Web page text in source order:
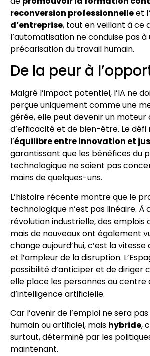
reconversion professionnelleet
d’entreprise, tout en veillant à ce
l’automatisation ne conduise pas à
précarisation du travail humain.
De la peur à
Malgré l’impact potentiel, l’IA ne
perçue uniquement comme une
gérée, elle peut devenir un
d’efficacité et de bien-être. Le défi
l’équilibre entre innovation et
garantissant que les bénéfices du
technologique ne soient pas
mains de quelques-uns.
L’histoire récente montre que le
technologique n’est pas linéaire. À
révolution industrielle, des emplois
mais de nouveaux ont également
change aujourd’hui, c’est la
et l’ampleur de la disruption.
possibilité d’anticiper et de diriger
elle place les personnes au centre
d’intelligence artificielle.
Car l’avenir de l’emploi ne sera
humain ou artificiel, mais hybride,
surtout, déterminé par les
maintenant.